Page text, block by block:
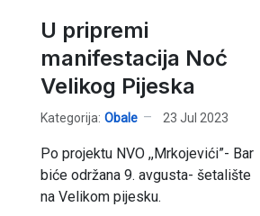
U pripremi
manifestacija Noć
Velikog Pijeska
Kategorija: Obale 23 Jul 2023
Po projektu NVO ,,Mrkojevići”- Bar
biće održana 9. avgusta- šetalište
na Velikom pijesku.